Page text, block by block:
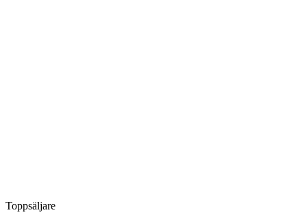
Toppsäljare